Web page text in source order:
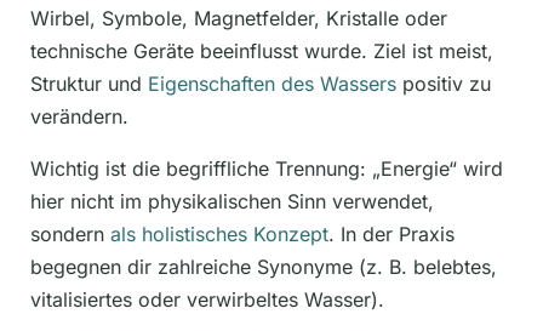
Wirbel, Symbole, Magnetfelder, Kristalle oder
technische Geräte beeinflusst wurde. Ziel ist meist,
Struktur und Eigenschaften des Wassers positiv zu
verändern.
Wichtig ist die begriffliche Trennung: „Energie“ wird
hier nicht im physikalischen Sinn verwendet,
sondern als holistisches Konzept. In der Praxis
begegnen dir zahlreiche Synonyme (z. B. belebtes,
vitalisiertes oder verwirbeltes Wasser).